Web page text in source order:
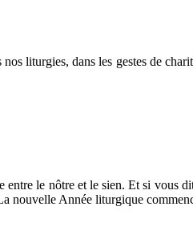
liturgies, dans les gestes de
le nôtre et le sien. Et si vous
nouvelle Année liturgique